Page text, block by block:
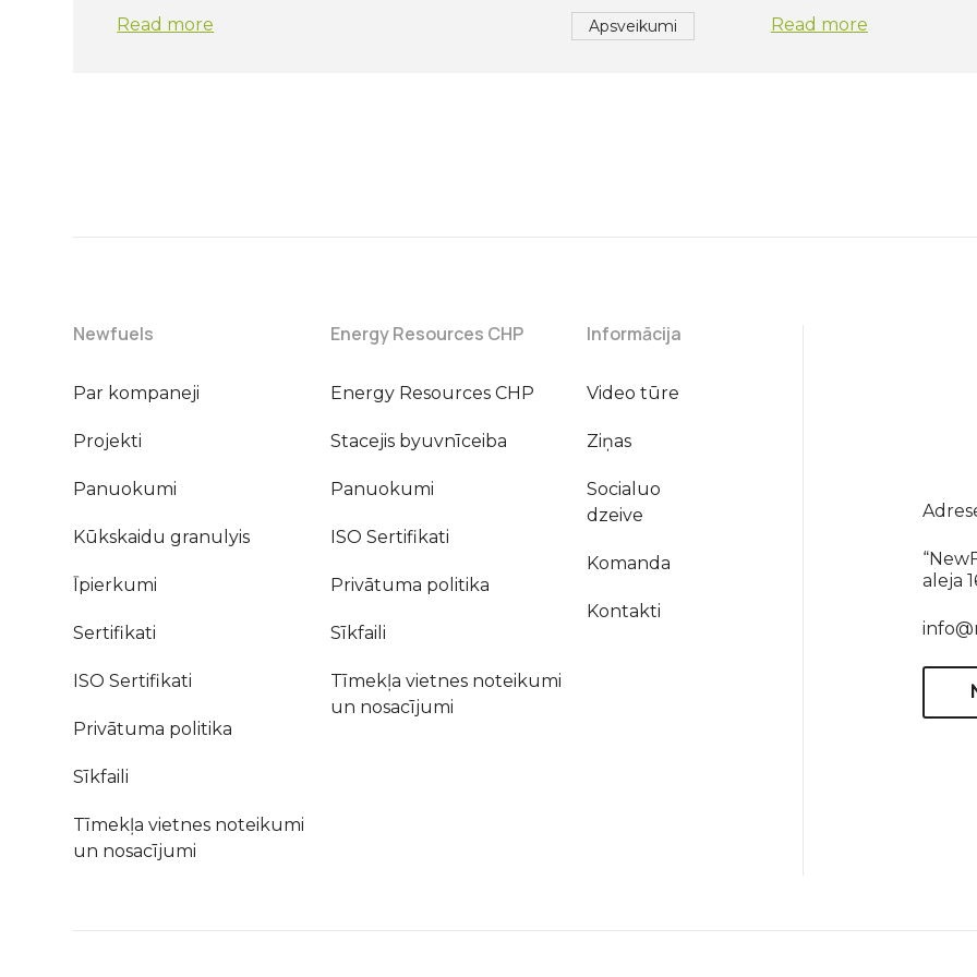
Read more Apsveikumi Read more
Newfuels
Par kompaneji
Projekti
Panuokumi
Kūkskaidu granulyis
Īpierkumi
Sertifikati
ISO Sertifikati
Privātuma politika
Sīkfaili
Tīmekļa vietnes noteikumi
un nosacījumi
Energy Resources CHP
Energy Resources CHP
Stacejis byuvnīceiba
Panuokumi
ISO Sertifikati
Privātuma politika
Sīkfaili
Tīmekļa vietnes noteikumi
un nosacījumi
Informācija
Video tūre
Ziņas
Socialuo
dzeive
Komanda
Kontakti
aleja